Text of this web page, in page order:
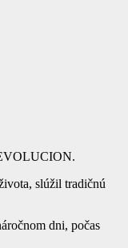
slúžil tradičnú
dni, počas